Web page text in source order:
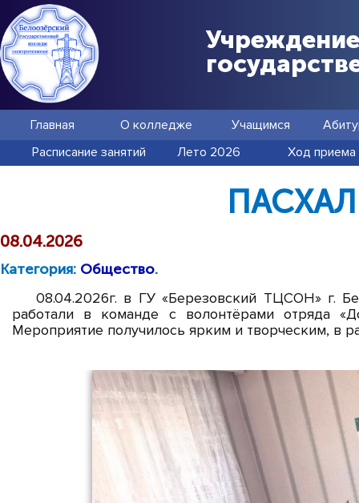
Главная О колледже Учащимся
Расписание занятий
Лето 2026 Ход приема
08.04.2026
Категория: Общество.
08.04.2026г. в ГУ «Березовский ТЦСОН» г.
работали в команде с волонтёрами отряда
Мероприятие получилось ярким и творческим, в